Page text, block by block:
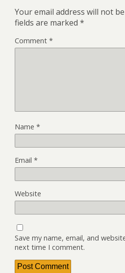
Your email address will not
fields are marked *
Comment *
Name *
Email *
Website
Save my name, email, and
next time I comment.